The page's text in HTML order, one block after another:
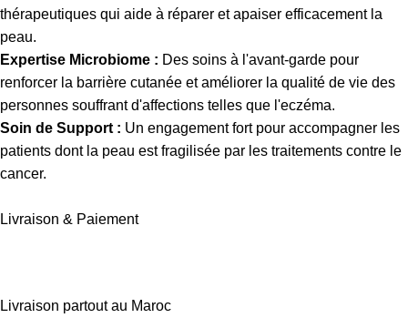
thérapeutiques qui aide à réparer et apaiser efficacement la
peau.
Expertise Microbiome : Des soins à l'avant-garde pour
renforcer la barrière cutanée et améliorer la qualité de vie des
personnes souffrant d'affections telles que l'eczéma.
Soin de Support : Un engagement fort pour accompagner les
patients dont la peau est fragilisée par les traitements contre le
cancer.
Livraison & Paiement
Livraison partout au Maroc